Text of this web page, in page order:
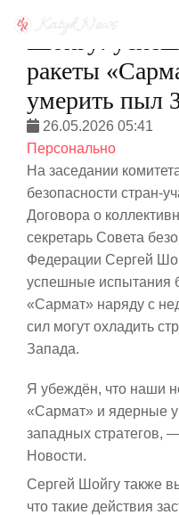
ракеты
умерить пыл
26.05.2026 05:41
Персонально
На заседании
безопасности стран-
Договора о
секретарь Совета
Федерации Сергей
успешные испытания
«Сармат» наряду с
сил могут охладить
Запада.
Я убеждён, что наши
«Сармат» и ядерные
западных стратегов,
Новости.
Сергей Шойгу также
что такие действия